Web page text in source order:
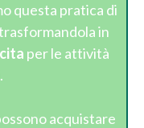
questa pratica di
in
per le attività
acquistare